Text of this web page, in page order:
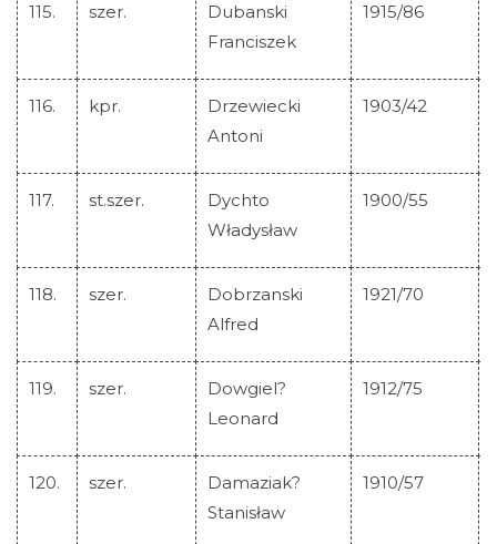
115. szer.
Dubanski
Franciszek
1915/86
116. kpr.
Drzewiecki
Antoni
1903/42
117. st.szer.
Dychto
Władysław
1900/55
118. szer.
Dobrzanski
Alfred
1921/70
119. szer.
Dowgiel?
Leonard
1912/75
120. szer.
Damaziak?
Stanisław
1910/57